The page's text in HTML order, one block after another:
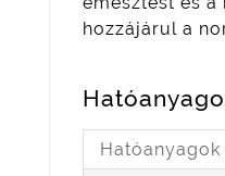
hozzájárul a
Hatóanyagok